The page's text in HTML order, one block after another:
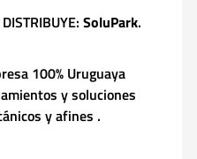
SoluPark.
100% Uruguaya
y soluciones
y afines .